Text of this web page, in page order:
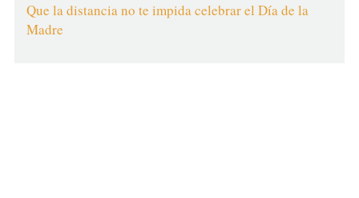
Que la distancia no te impida celebrar el Día de la
Madre